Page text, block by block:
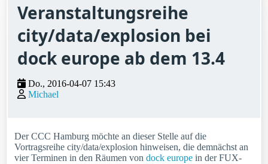
Veranstaltungsreihe
city/data/explosion bei
dock europe ab dem 13.4
Do., 2016-04-07 15:43
Michael
Der CCC Hamburg möchte an dieser Stelle auf die
Vortragsreihe city/data/explosion hinweisen, die demnächst an
vier Terminen in den Räumen vondock europe in der FUX-